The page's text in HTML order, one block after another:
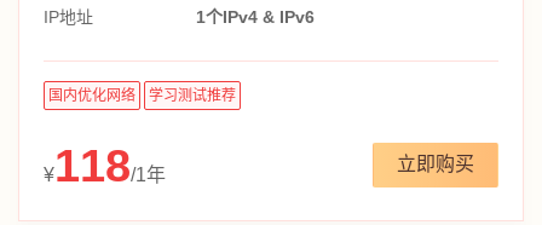
IP地址 1个IPv4 & IPv6
国内优化网络 学习测试推荐
¥118/1年
立即购买